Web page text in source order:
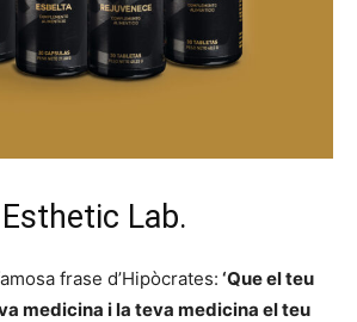
Lab.
frase d’Hipòcrates: ‘Que el teu
medicina i la teva medicina el teu